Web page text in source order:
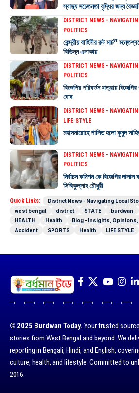
স্বাস্থ্য সচেতনতা বৃদ্ধির জন্য
DISTRICT NEWS -
POLITICS
কেন্দ্রীয় বাহিনীর রুট মার্চ”
বিভিন্ন এলাকায়
DISTRICT NEWS -
POLITICS
বিজেপির পরিবর্তন যাত্রায়
ঘোষ
DISTRICT NEWS -
LIFE STYLE
মহাসমারোহে পালিত হলো কুমুদ
DISTRICT NEWS -
POLITICS
নির্বাচন কমিশন কে বিজেপির
সিদ্দিকুল্লাহ চৌধুরী
Quick Links: District News - Navigating Local
west bengal
district STATE burdwan
HEALTH
Health
Blog - Insights,
Accident
SPORTS Health LIFE STYLE
© 2025 Burdwan Today. Your trusted
stories from West Bengal and beyond. We
reporting in Bengali, Hindi, and English,
culture, health, and lifestyle. Committed to
2016.